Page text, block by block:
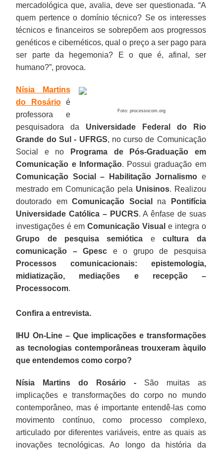
mercadológica que, avalia, deve ser questionada. “A
quem pertence o domínio técnico? Se os interesses
técnicos e financeiros se sobrepõem aos progressos
genéticos e cibernéticos, qual o preço a ser pago para
ser parte da hegemonia? E o que é, afinal, ser
humano?”, provoca.
Foto: processocom.org
Nísia Martins
do Rosárioé
professora e
pesquisadora da Universidade Federal do Rio
Grande do Sul - UFRGS, no curso de Comunicação
Social e no
Programa de Pós-Graduação em
Comunicação e Informação. Possui graduação em
Comunicação Social – Habilitação Jornalismo e
mestrado em Comunicação pela Unisinos. Realizou
doutorado emComunicação Social na Pontifícia
Universidade Católica – PUCRS. A ênfase de suas
investigações é emComunicação Visual e integra o
Grupo de pesquisa semiótica ecultura da
comunicação – Gpesc e o grupo de pesquisa
Processos comunicacionais: epistemologia,
midiatização, mediações e recepção –
Processocom.
Confira a entrevista.
IHU On-Line – Que implicações e transformações
as tecnologias contemporâneas trouxeram àquilo
que entendemos como corpo?
Nísia Martins do Rosário -São muitas as
implicações e transformações do corpo no mundo
contemporâneo, mas é importante entendê-las como
movimento contínuo, como processo complexo,
articulado por diferentes variáveis, entre as quais as
inovações tecnológicas. Ao longo da história da